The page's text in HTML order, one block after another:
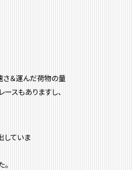
さ＆運んだ荷物の量
スもありますし、
していま